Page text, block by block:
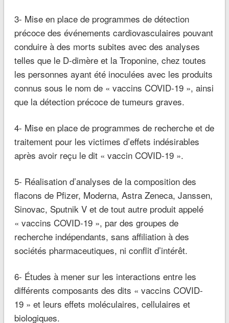
3- Mise en place de programmes de détection
précoce des événements cardiovasculaires pouvant
conduire à des morts subites avec des analyses
telles que le D-dimère et la Troponine, chez toutes
les personnes ayant été inoculées avec les produits
connus sous le nom de « vaccins COVID-19 », ainsi
que la détection précoce de tumeurs graves.
4- Mise en place de programmes de recherche et de
traitement pour les victimes d’effets indésirables
après avoir reçu le dit « vaccin COVID-19 ».
5- Réalisation d’analyses de la composition des
flacons de Pfizer, Moderna, Astra Zeneca, Janssen,
Sinovac, Sputnik V et de tout autre produit appelé
« vaccins COVID-19 », par des groupes de
recherche indépendants, sans affiliation à des
sociétés pharmaceutiques, ni conflit d’intérêt.
6- Études à mener sur les interactions entre les
différents composants des dits « vaccins COVID-
19 » et leurs effets moléculaires, cellulaires et
biologiques.